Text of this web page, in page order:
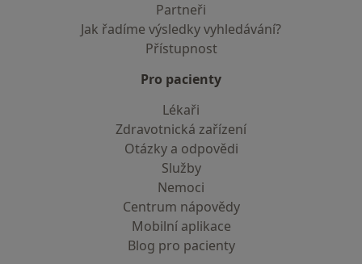
Partneři
Jak řadíme výsledky vyhledávání?
Přístupnost
Pro pacienty
Lékaři
Zdravotnická zařízení
Otázky a odpovědi
Služby
Nemoci
Centrum nápovědy
Mobilní aplikace
Blog pro pacienty